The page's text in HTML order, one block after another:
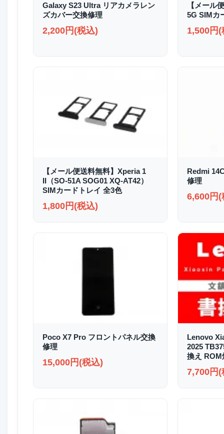
Galaxy S23 Ultra リアカメラレン
ズカバー交換修理
2,200円(税込)
【メール
5G SIMカ
1,500円(
【メール便送料無料】Xperia 1
II（SO-51A SOG01 XQ-AT42）
SIMカードトレイ 全3色
1,800円(税込)
Redmi
修理
6,600円(
Poco X7 Pro フロントパネル交換
修理
15,000円(税込)
Lenovo
2025
換え ROM
7,700円(